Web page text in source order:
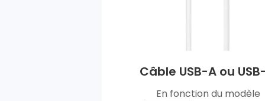
Câble USB-A ou
En fonction du modèle